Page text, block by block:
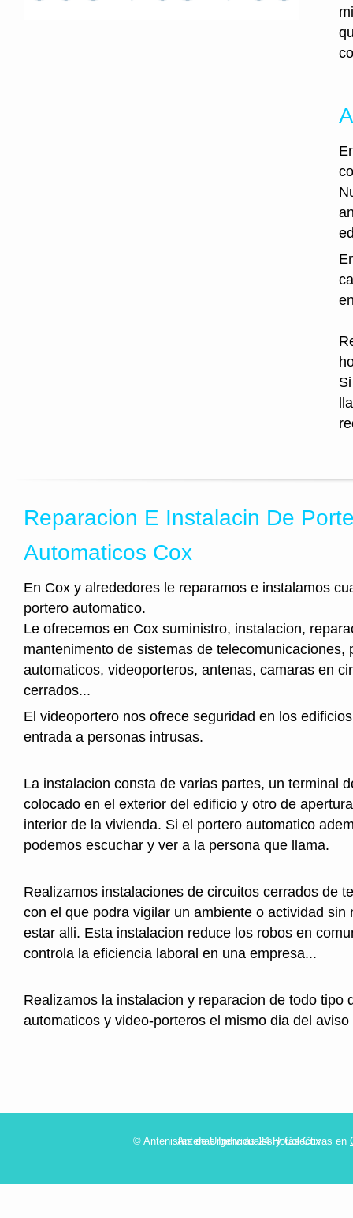
Reparacion E Instalacin De
Automaticos Cox
En Cox y alrededores le reparamos e instalamos
portero automatico.
Le ofrecemos en Cox suministro, instalacion,
mantenimento de sistemas de telecomunicaciones,
automaticos, videoporteros, antenas, camaras en
cerrados...
El videoportero nos ofrece seguridad en los
entrada a personas intrusas.
La instalacion consta de varias partes, un terminal
colocado en el exterior del edificio y otro de
interior de la vivienda. Si el portero automatico
podemos escuchar y ver a la persona que llama.
Realizamos instalaciones de circuitos cerrados de
con el que podra vigilar un ambiente o actividad sin
estar alli. Esta instalacion reduce los robos en
controla la eficiencia laboral en una empresa...
Realizamos la instalacion y reparacion de todo tipo
automaticos y video-porteros el mismo dia del
© Antenistas de Urgencias 24 Horas Cox
Antenas Individuales y Colectivas en